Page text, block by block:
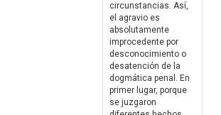
circunstancias. Así,
el agravio es
absolutamente
improcedente por
desconocimiento o
desatención de la
dogmática penal. En
primer lugar, porque
se juzgaron